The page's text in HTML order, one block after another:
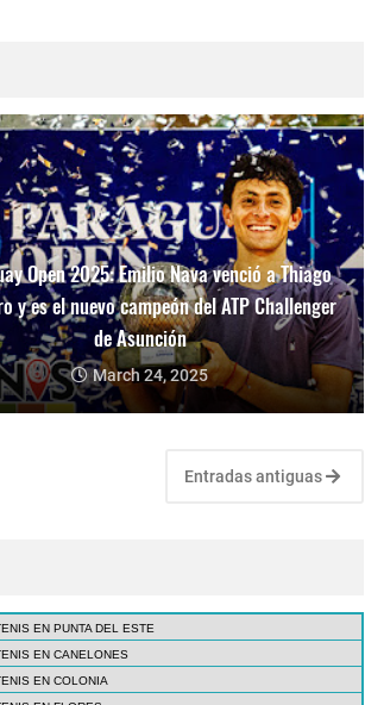
Open 2025: Emilio Nava venció a Thiago
y es el nuevo campeón del ATP Challenger
de Asunción
March 24, 2025
Entradas antiguas
EN PUNTA DEL ESTE
EN CANELONES
EN COLONIA